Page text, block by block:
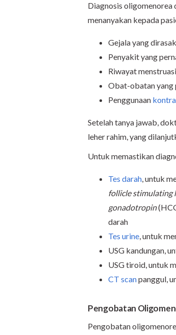
Diagnosis oligomenorea
menanyakan kepada
Gejala yang
Penyakit yang
Riwayat
Obat-obatan yang
Penggunaan
Setelah tanya jawab,
leher rahim, yang
Untuk memastikan
Tes darah, untuk
follicle stimulating
gonadotropin
darah
Tes urine, untuk
USG kandungan,
USG tiroid, untuk
CT scanpanggul,
Pengobatan
Pengobatan